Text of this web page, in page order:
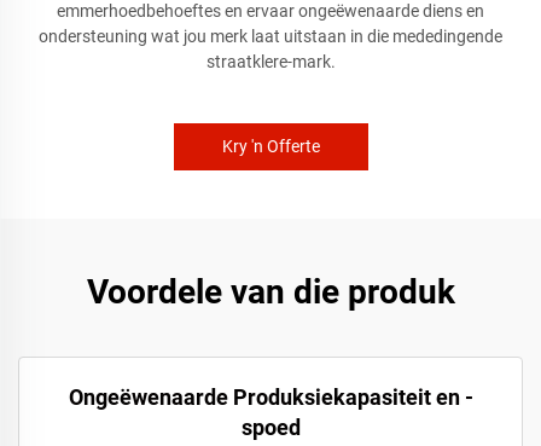
emmerhoedbehoeftes en ervaar ongeëwenaarde diens en
ondersteuning wat jou merk laat uitstaan in die mededingende
straatklere-mark.
Kry 'n Offerte
Voordele van die produk
Ongeëwenaarde Produksiekapasiteit en -
spoed